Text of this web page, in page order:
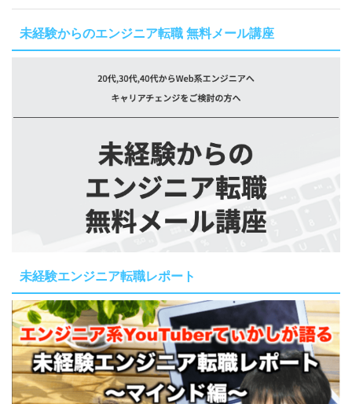
未経験からのエンジニア転職 無料メール講座
未経験エンジニア転職レポート